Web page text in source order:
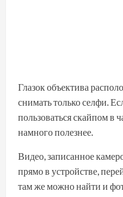
Глазок объектива
снимать только селфи.
пользоваться скайпом в
намного полезнее.
Видео, записанное
прямо в устройстве,
там же можно найти и